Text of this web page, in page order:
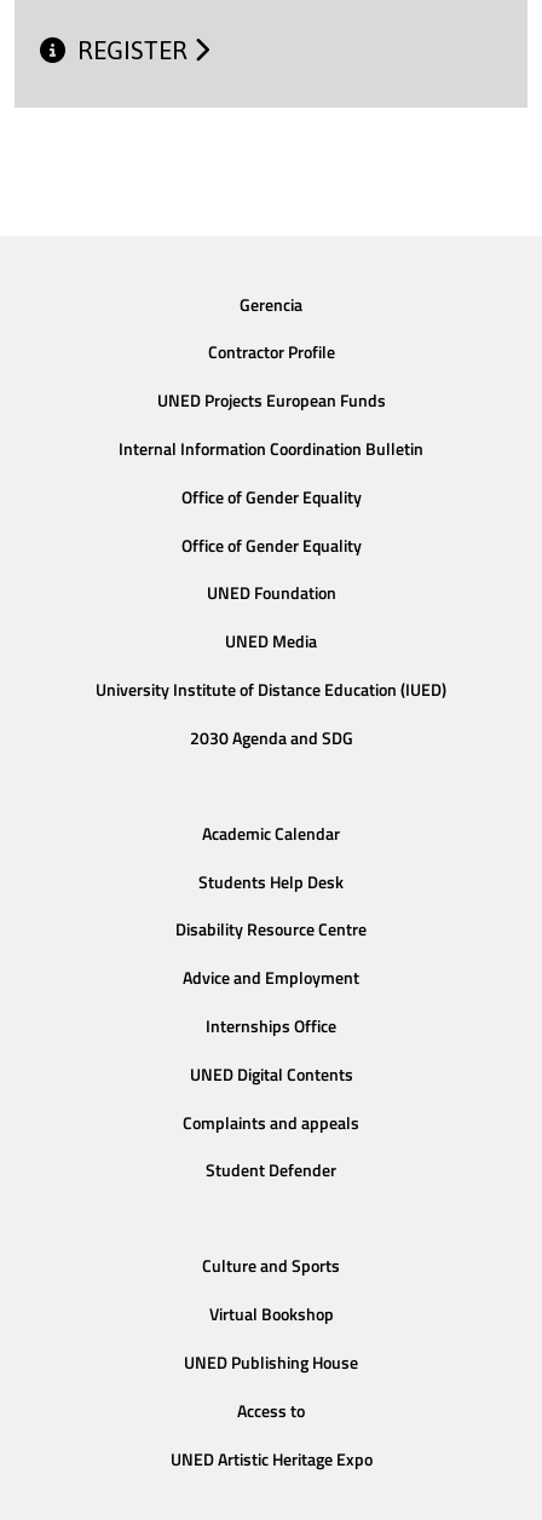
REGISTER
Gerencia
Contractor Profile
UNED Projects European Funds
Internal Information Coordination Bulletin
Office of Gender Equality
Office of Gender Equality
UNED Foundation
UNED Media
University Institute of Distance Education (IUED)
2030 Agenda and SDG
Academic Calendar
Students Help Desk
Disability Resource Centre
Advice and Employment
Internships Office
UNED Digital Contents
Complaints and appeals
Student Defender
Culture and Sports
Virtual Bookshop
UNED Publishing House
Access to
UNED Artistic Heritage Expo